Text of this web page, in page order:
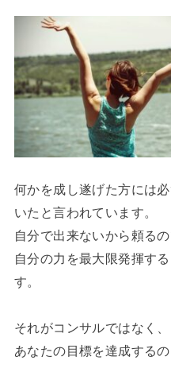
何かを成し遂げた方には
いたと言われています。
自分で出来ないから頼るの
自分の力を最大限発揮す
す。
それがコンサルではなく
あなたの目標を達成する